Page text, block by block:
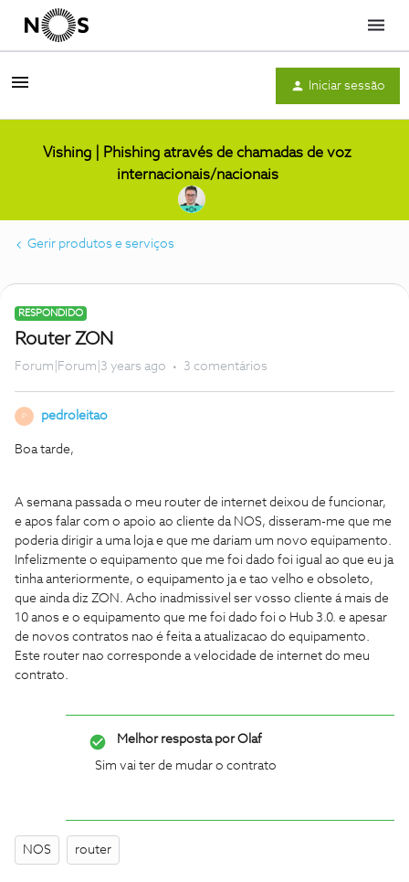
Menu
Iniciar sessão
Vishing | Phishing através de chamadas de voz
internacionais/nacionais
Gerir produtos e serviços
RESPONDIDO
Router ZON
Forum|Forum|3 years ago 3 comentários
P pedroleitao
Boa tarde,
A semana passada o meu router de internet deixou de funcionar,
e apos falar com o apoio ao cliente da NOS, disseram-me que me
poderia dirigir a uma loja e que me dariam um novo equipamento.
Infelizmente o equipamento que me foi dado foi igual ao que eu ja
tinha anteriormente, o equipamento ja e tao velho e obsoleto,
que ainda diz ZON. Acho inadmissivel ser vosso cliente á mais de
10 anos e o equipamento que me foi dado foi o Hub 3.0. e apesar
de novos contratos nao é feita a atualizacao do equipamento.
Este router nao corresponde a velocidade de internet do meu
contrato.
Melhor resposta porOlaf
Sim vai ter de mudar o contrato
NOS router